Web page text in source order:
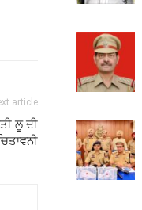
article
ਲੂ ਦੀ